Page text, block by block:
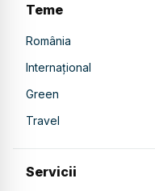
Teme
România
Internațional
Green
Travel
Servicii